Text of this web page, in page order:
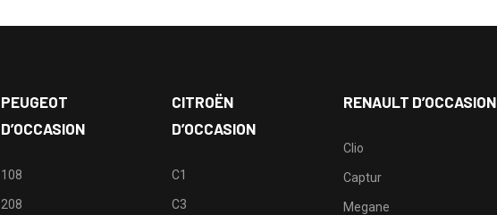
PEUGEOT
D’OCCASION
108
208
CITROËN
D’OCCASION
C1
C3
RENAULT D’OCCASION
Clio
Captur
Megane